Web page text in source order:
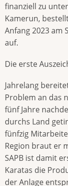
finanziell zu
Kamerun,
Anfang 2023 am
auf.
Die erste
Jahrelang
Problem an das
fünf Jahre
durchs Land
fünfzig
Region braut er
SAPB ist damit
Karatas die
der Anlage